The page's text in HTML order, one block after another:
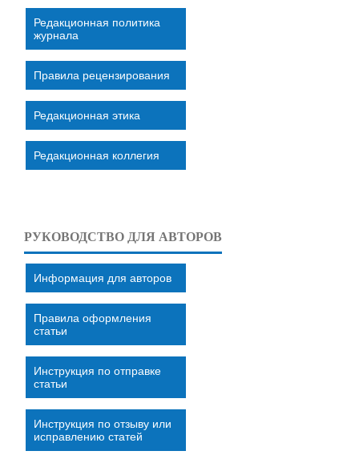
Редакционная политика
журнала
Правила рецензирования
Редакционная этика
Редакционная коллегия
РУКОВОДСТВО ДЛЯ АВТОРОВ
Информация для авторов
Правила оформления
статьи
Инструкция по отправке
статьи
Инструкция по отзыву или
исправлению статей